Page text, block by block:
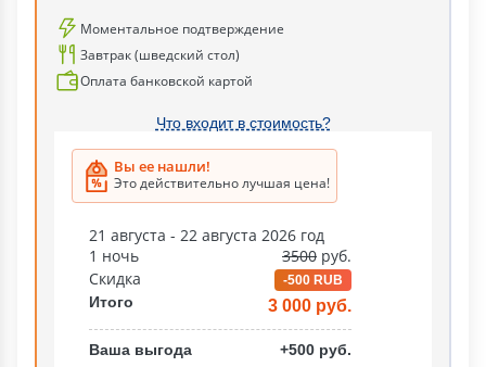
Моментальное подтверждение
Завтрак (шведский стол)
Оплата банковской картой
Что входит в стоимость?
Вы ее нашли!
Это действительно лучшая цена!
21 августа - 22 августа 2026 год
1 ночь
3500 руб.
Скидка
-500 RUB
Итого 3 000 руб.
Ваша выгода +500 руб.